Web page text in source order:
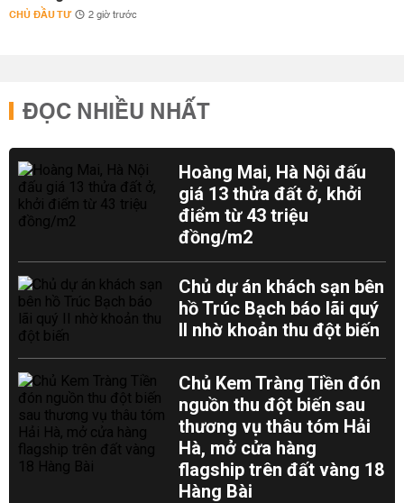
CHỦ ĐẦU TƯ 2 giờ trước
ĐỌC NHIỀU NHẤT
Hoàng Mai, Hà Nội đấu
giá 13 thửa đất ở, khởi
điểm từ 43 triệu
đồng/m2
Chủ dự án khách sạn bên
hồ Trúc Bạch báo lãi quý
II nhờ khoản thu đột biến
Chủ Kem Tràng Tiền đón
nguồn thu đột biến sau
thương vụ thâu tóm Hải
Hà, mở cửa hàng
flagship trên đất vàng 18
Hàng Bài